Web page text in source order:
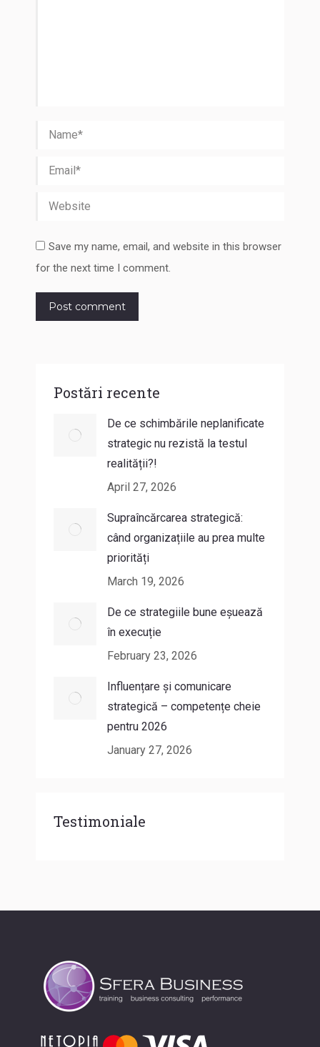
Name *
Email *
Website
Save my name, email, and website in this browser
for the next time I comment.
Post comment
Postări recente
De ce schimbările neplanificate
strategic nu rezistă la testul
realității?!
April 27, 2026
Supraîncărcarea strategică:
când organizațiile au prea multe
priorități
March 19, 2026
De ce strategiile bune eșuează
în execuție
February 23, 2026
Influențare și comunicare
strategică – competențe cheie
pentru 2026
January 27, 2026
Testimoniale